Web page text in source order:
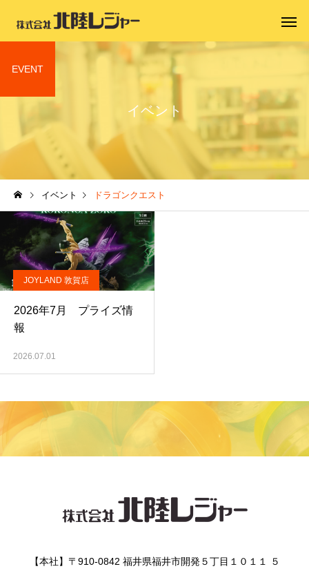
イベント
EVENT
イベント ドラゴンクエスト
JOYLAND 敦賀店
2026年7月 プライズ情
報
2026.07.01
【本社】〒910-0842 福井県福井市開発５丁目１０１１ ５